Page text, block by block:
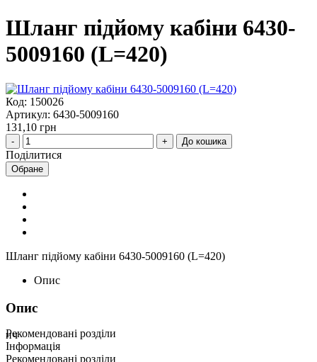
Шланг підйому кабіни 6430-
5009160 (L=420)
Код: 150026
Артикул: 6430-5009160
131,10 грн
До кошика
Поділитися
Обране
Шланг підйому кабіни 6430-5009160 (L=420)
Опис
Опис
нч
Рекомендовані розділи
Інформація
Рекомендовані розділи